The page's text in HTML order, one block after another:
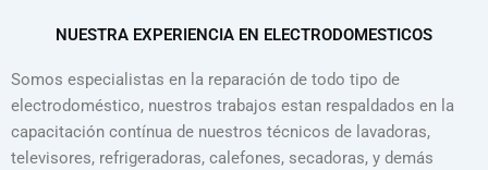
NUESTRA EXPERIENCIA EN ELECTRODOMESTICOS
Somos especialistas en la reparación de todo tipo de
electrodoméstico, nuestros trabajos estan respaldados en la
capacitación contínua de nuestros técnicos de lavadoras,
televisores, refrigeradoras, calefones, secadoras, y demás